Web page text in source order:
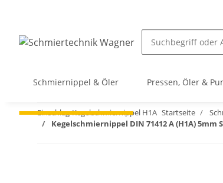
Schmiernippel & Öler Pressen, Öler &
Einschlag-Kegelschmiernippel H1A Startseite
Kegelschmiernippel DIN 71412 A (H1A) 5mm